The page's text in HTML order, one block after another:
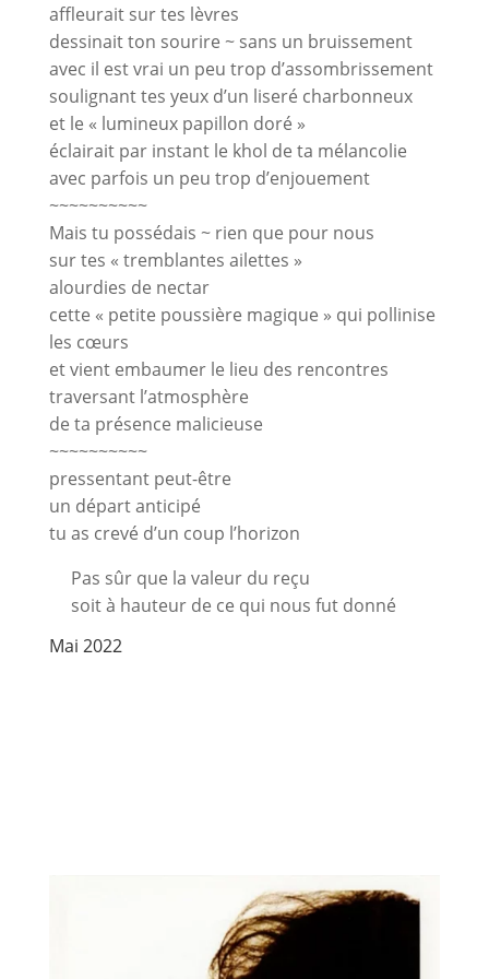
affleurait sur tes lèvres
dessinait ton sourire ~ sans un bruissement
avec il est vrai un peu trop d’assombrissement
soulignant tes yeux d’un liseré charbonneux
et le « lumineux papillon doré »
éclairait par instant le khol de ta mélancolie
avec parfois un peu trop d’enjouement
~~~~~~~~~~
Mais tu possédais ~ rien que pour nous
sur tes « tremblantes ailettes »
alourdies de nectar
cette « petite poussière magique » qui pollinise
les cœurs
et vient embaumer le lieu des rencontres
traversant l’atmosphère
de ta présence malicieuse
~~~~~~~~~~
pressentant peut-être
un départ anticipé
tu as crevé d’un coup l’horizon
Pas sûr que la valeur du reçu
soit à hauteur de ce qui nous fut donné
Mai 2022